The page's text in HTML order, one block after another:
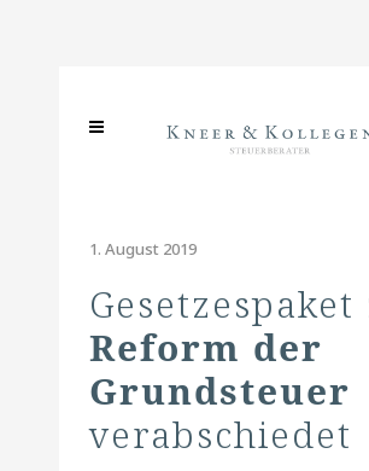
1. August 2019
Reform der
Grundsteuer
verabschiedet